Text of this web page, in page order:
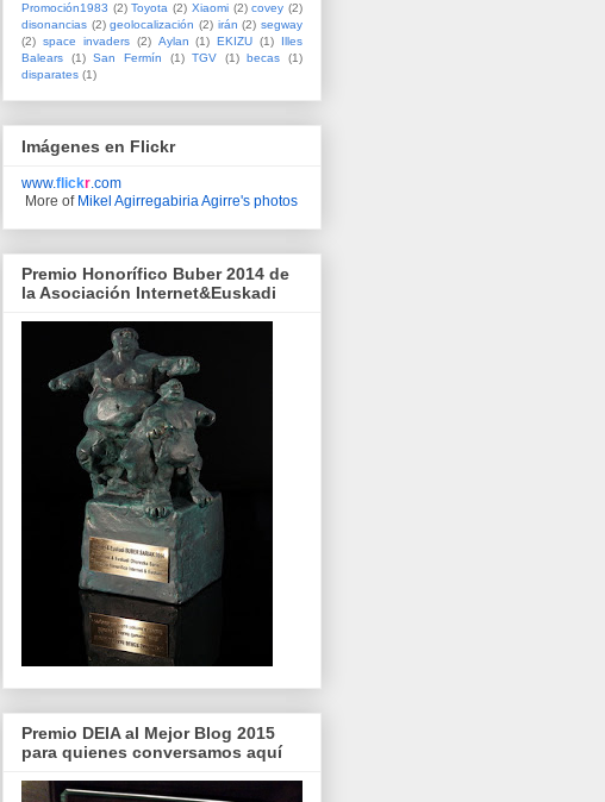
Promoción1983 (2) Toyota (2) Xiaomi (2) covey (2)
disonancias (2) geolocalización (2) irán (2) segway
(2) space invaders (2) Aylan (1) EKIZU (1)
Illes
Balears
(1) San Fermín (1) TGV (1) becas
(1)
disparates (1)
Imágenes en Flickr
www.flickr .com
More of Mikel Agirregabiria Agirre's photos
Premio Honorífico Buber 2014 de
la Asociación Internet&Euskadi
Premio DEIA al Mejor Blog 2015
para quienes conversamos aquí